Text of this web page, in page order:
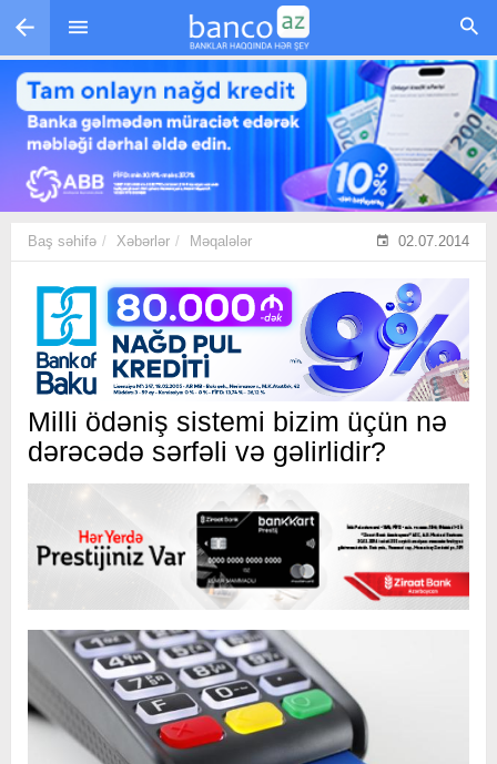
Skip to main content
Baş səhifə Xəbərlər Məqalələr 02.07.2014
Milli ödəniş sistemi bizim üçün nə
dərəcədə sərfəli və gəlirlidir?